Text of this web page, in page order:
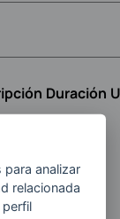
Duración
La
analizar
relacionada
perfil